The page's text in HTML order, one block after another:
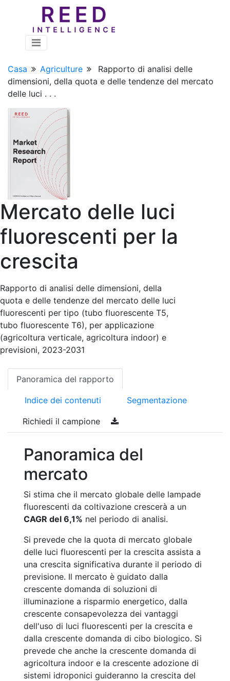
Casa Agriculture
Rapporto di analisi delle
dimensioni, della quota e delle tendenze del mercato
delle luci . . .
Mercato delle luci
fluorescenti per la
crescita
Rapporto di analisi delle dimensioni, della
quota e delle tendenze del mercato delle luci
fluorescenti per tipo (tubo fluorescente T5,
tubo fluorescente T6), per applicazione
(agricoltura verticale, agricoltura indoor) e
previsioni, 2023-2031
Panoramica del rapporto
Indice dei contenuti Segmentazione
Richiedi il campione
Panoramica del
mercato
Si stima che il mercato globale delle lampade
fluorescenti da coltivazione crescerà a un
CAGR del 6,1% nel periodo di analisi.
Si prevede che la quota di mercato globale
delle luci fluorescenti per la crescita assista a
una crescita significativa durante il periodo di
previsione. Il mercato è guidato dalla
crescente domanda di soluzioni di
illuminazione a risparmio energetico, dalla
crescente consapevolezza dei vantaggi
dell'uso di luci fluorescenti per la crescita e
dalla crescente domanda di cibo biologico. Si
prevede che anche la crescente domanda di
agricoltura indoor e la crescente adozione di
sistemi idroponici guideranno la crescita del